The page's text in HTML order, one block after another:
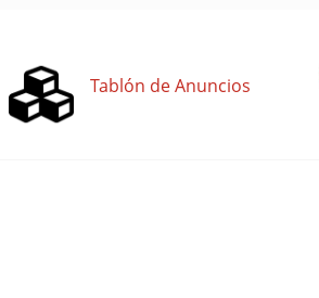
Tablón de Anuncios